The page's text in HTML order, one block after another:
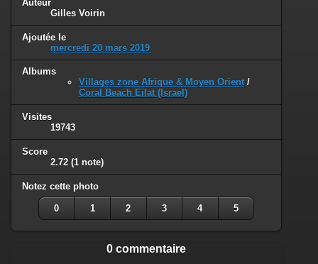
Auteur
Gilles Voirin
Ajoutée le
mercredi 20 mars 2019
Albums
Villages zone Afrique & Moyen Orient /
Coral Beach Eilat (Israel)
Visites
19743
Score
2.72 (1 note)
Notez cette photo
0 1 2 3 4 5
0 commentaire